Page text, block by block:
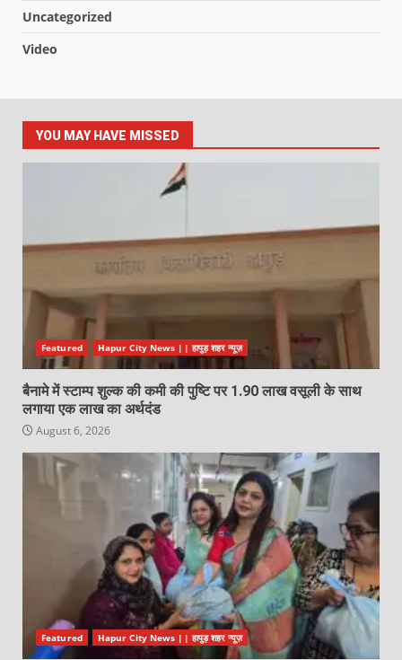
Uncategorized
Video
YOU MAY HAVE MISSED
Featured Hapur City News || हापुड़ शहर न्यूज़
बैनामे में स्टाम्प शुल्क की कमी की पुष्टि पर 1.90 लाख वसूली के साथ
लगाया एक लाख का अर्थदंड
August 6, 2026
Featured Hapur City News || हापुड़ शहर न्यूज़